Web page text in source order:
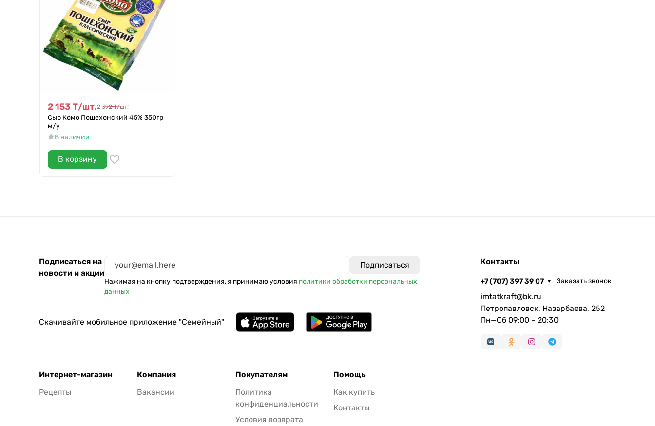
2 153 Т/шт.2 392 Т/шт.
Сыр Комо Пошехонский 45% 350гр
м/у
В наличии
В корзину
Подписаться на
новости и акции
Нажимая на кнопку подтверждения, я принимаю условия политики обработки персональных
данных
Скачивайте мобильное приложение "Семейный"
Интернет-магазин
Рецепты
Компания
Вакансии
Покупателям
Политика
конфиденциальности
Условия возврата
Помощь
Как купить
Контакты
Контакты
+7 (707) 397 39 07 Заказать звонок
imtatkraft@bk.ru
Петропавловск, Назарбаева, 252
Пн—Сб 09:00 – 20:30